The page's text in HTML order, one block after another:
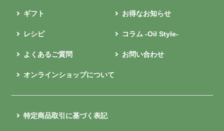
ギフト お得なお知らせ
レシピ コラム -Oil Style-
よくあるご質問 お問い合わせ
オンラインショップについて
特定商品取引に基づく表記